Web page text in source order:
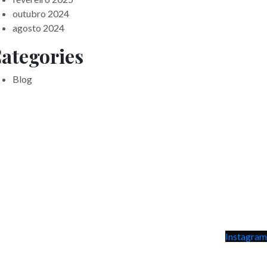
outubro 2024
agosto 2024
Blog
Instagram